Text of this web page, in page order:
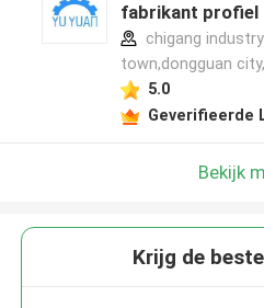
fabrikant profiel
chigang
town,dongguan
5.0
Geverifieerde
Bekijk
Krijg de